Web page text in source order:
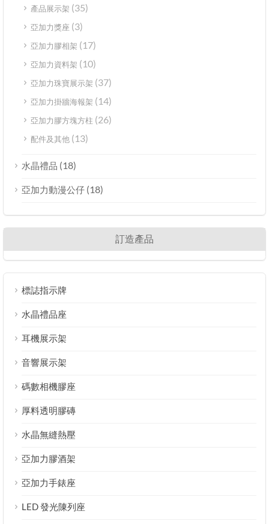
產品展示架 (35)
亞加力獎座 (3)
亞加力膠相架 (17)
亞加力資料架 (10)
亞加力珠寶展示架 (37)
亞加力掛牆海報架 (14)
亞加力膠方塊方柱 (26)
配件及其他 (13)
水晶禮品 (18)
亞加力動漫公仔 (18)
訂造產品
標誌指示牌
水晶禮品座
耳機展示架
音響展示架
碼數相機膠座
厚料透明膠磚
水晶無縫熱壓
亞加力膠酒架
亞加力手錶座
LED 發光陳列座